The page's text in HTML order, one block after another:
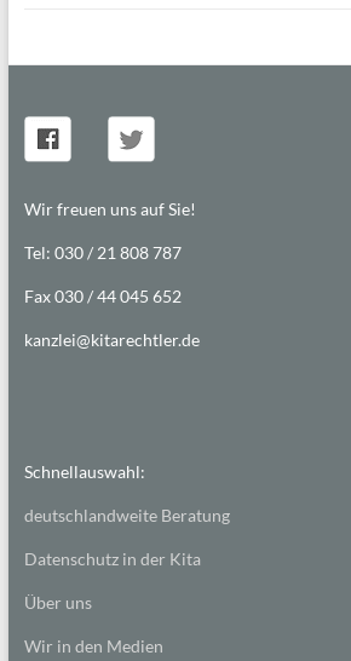
Wir freuen uns auf Sie!
Tel: 030 / 21 808 787
Fax 030 / 44 045 652
kanzlei@kitarechtler.de
Schnellauswahl:
deutschlandweite Beratung
Datenschutz in der Kita
Über uns
Wir in den Medien